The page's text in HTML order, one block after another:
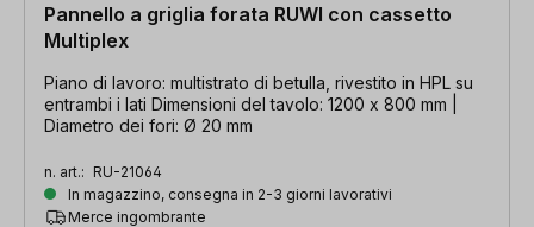
Pannello a griglia forata RUWI con cassetto
Multiplex
Piano di lavoro: multistrato di betulla, rivestito in HPL su
entrambi i lati Dimensioni del tavolo: 1200 x 800 mm |
Diametro dei fori: Ø 20 mm
n. art.: RU-21064
In magazzino, consegna in 2-3 giorni lavorativi
Merce ingombrante